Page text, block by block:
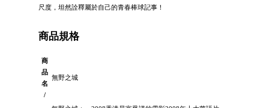
尺度，坦然詮釋屬於自己的青春棒球記事！
商品規格
商
品
名
/
無野之城